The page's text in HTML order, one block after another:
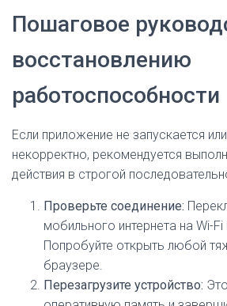
Пошаговое
восстановлению
работоспособности
Если приложение не запускается
некорректно, рекомендуется
действия в строгой
Проверьте соединение:
мобильного интернета на Wi-
Попробуйте открыть любой
браузере.
Перезагрузите устройство: